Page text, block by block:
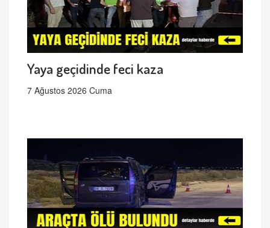
Yaya geçidinde feci kaza
7 Ağustos 2026 Cuma